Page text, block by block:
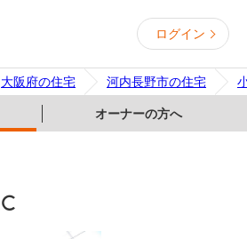
ログイン
大阪府の住宅 河内長野市の住宅
オーナーの方へ